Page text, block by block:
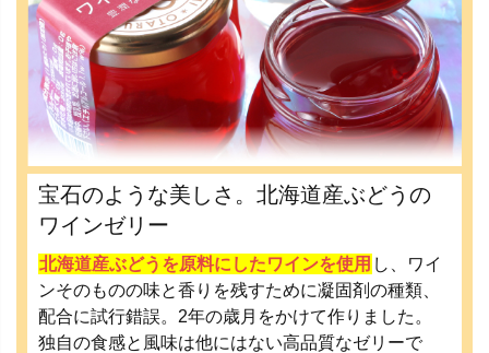
宝石のような美しさ。北海道産ぶどうの
ワインゼリー
北海道産ぶどうを原料にしたワインを使用 し、ワイ
ンそのものの味と香りを残すために凝固剤の種類、
配合に試行錯誤。2年の歳月をかけて作りました。
独自の食感と風味は他にはない高品質なゼリーで